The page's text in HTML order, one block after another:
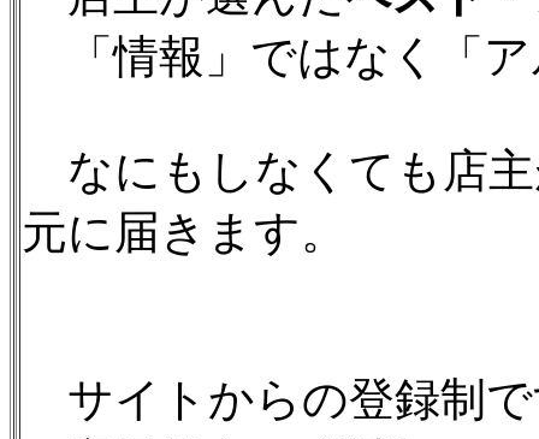
「情報」ではなく「
なにもしなくても店
元に届きます。
サイトからの登録制